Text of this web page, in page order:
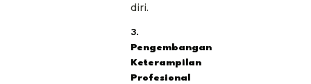
diri.
3.
Pengembangan
Keterampilan
Profesional